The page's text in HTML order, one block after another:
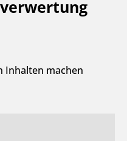
Inhalten machen